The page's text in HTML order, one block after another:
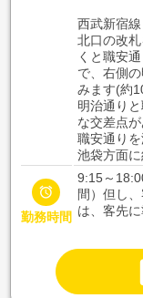
西武新宿
北口の改
くと職安
で、右側
みます(約
明治通り
な交差点が
職安通り
池袋方面に

勤務時間
9:15～
間）但し
は、客先に